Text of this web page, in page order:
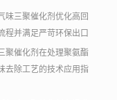
味三聚催化剂优化高回
程并满足严苛环保出口
聚催化剂在处理聚氨酯
去除工艺的技术应用指